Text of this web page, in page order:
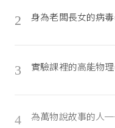
2 身為老闆長女的病
3 實驗課裡的高能物
4 為萬物說故事的人